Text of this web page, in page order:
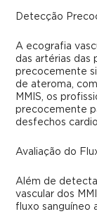
Detecção
A ecografia
das artérias das
precocemente
de ateroma,
MMIS, os
precocemente
desfechos
Avaliação do
Além de
vascular dos
fluxo sanguíneo